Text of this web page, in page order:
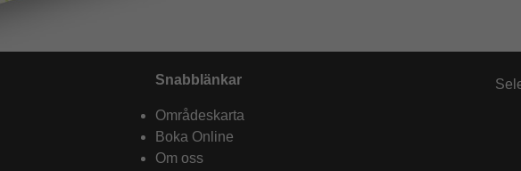
Snabblänkar
Områdeskarta
Boka Online
Om oss